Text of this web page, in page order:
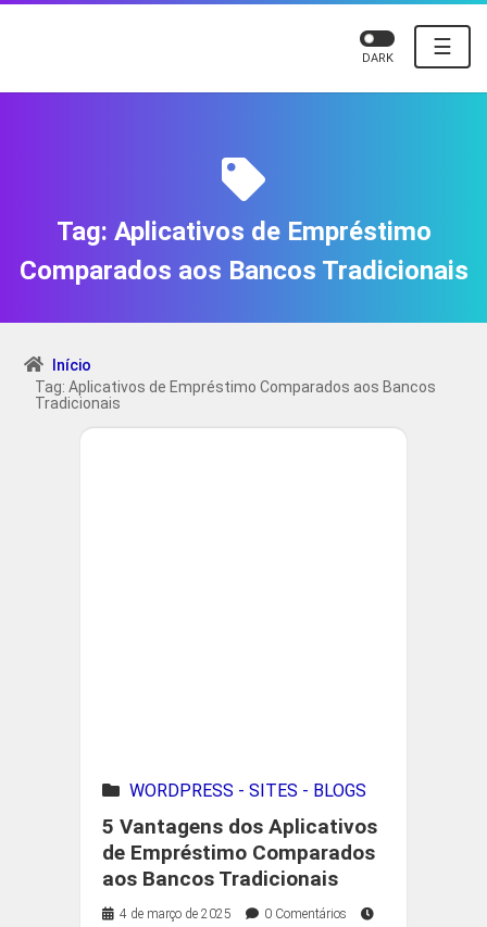
☰
DARK
Tag: Aplicativos de Empréstimo
Comparados aos Bancos Tradicionais
Início
Tag: Aplicativos de Empréstimo Comparados aos Bancos
Tradicionais
WORDPRESS - SITES - BLOGS
5 Vantagens dos Aplicativos
de Empréstimo Comparados
aos Bancos Tradicionais
4 de março de 2025
0 Comentários